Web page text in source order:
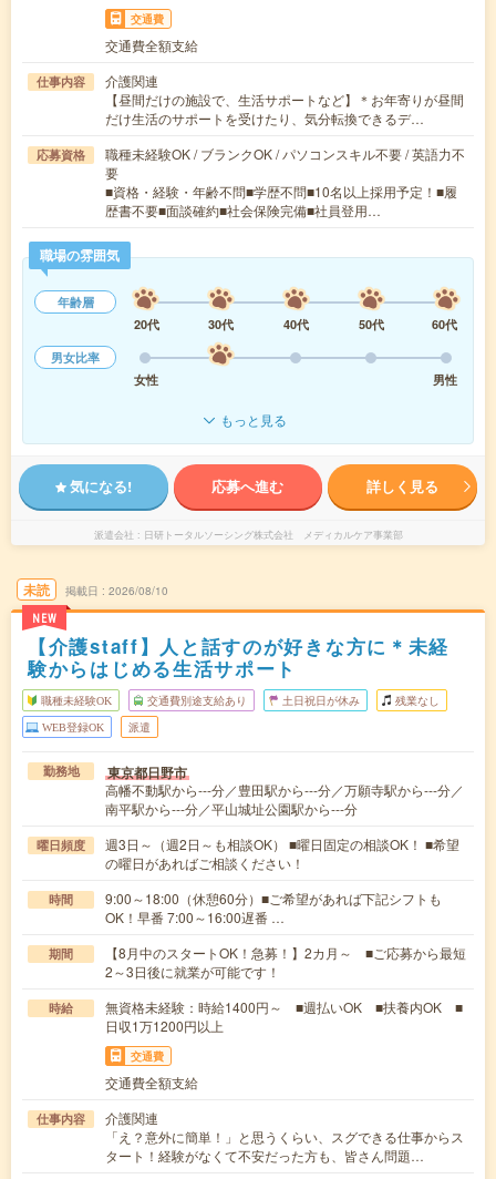
交通費
交通費全額支給
仕事内容
介護関連
【昼間だけの施設で、生活サポートなど】＊お年寄りが昼間
だけ生活のサポートを受けたり、気分転換できるデ…
応募資格
職種未経験OK / ブランクOK / パソコンスキル不要 / 英語力不
要
■資格・経験・年齢不問■学歴不問■10名以上採用予定！■履
歴書不要■面談確約■社会保険完備■社員登用…
職場の雰囲気
年齢層
20代
30代 40代 50代
60代
男女比率
女性
男性
もっと見る
気になる! 応募へ進む 詳しく見る
派遣会社 日研トータルソーシング株式会社 メディカルケア事業部
未読
NEW
掲載日 2026/08/10
【介護staff】人と話すのが好きな方に＊未経
験からはじめる生活サポート
職種未経験OK 交通費別途支給あり 土日祝日が休み 残業なし
WEB登録OK 派遣
勤務地 東京都日野市
高幡不動駅から---分／豊田駅から---分／万願寺駅から---分／
南平駅から---分／平山城址公園駅から---分
曜日頻度
週3日～（週2日～も相談OK） ■曜日固定の相談OK！ ■希望
の曜日があればご相談ください！
時間
9:00～18:00（休憩60分）■ご希望があれば下記シフトも
OK！早番 7:00～16:00遅番 …
期間
【8月中のスタートOK！急募！】2カ月～ ■ご応募から最短
2～3日後に就業が可能です！
時給
無資格未経験：時給1400円～ ■週払いOK ■扶養内OK ■
日収1万1200円以上
交通費
交通費全額支給
仕事内容
介護関連
「え？意外に簡単！」と思うくらい、スグできる仕事からス
タート！経験がなくて不安だった方も、皆さん問題…